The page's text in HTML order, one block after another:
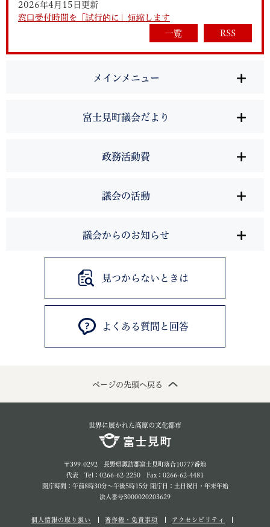
2026年4月15日更新
窓口受付時間を「試行的に」短縮します
一覧
RSS
メインメニュー
富士見町議会だより
政務活動費
議会の活動
議会からのお知らせ
見つからないときは
よくある質問と回答
ページの先頭へ戻る
世界に展かれた高原の文化都市
〒399-0292 長野県諏訪郡富士見町落合10777番地
代表 Tel：0266-62-2250 Fax：0266-62-4481
開庁時間：午前8時30分～午後5時15分 閉庁日：土日祝日・年末年始
法人番号3000020203629
個人情報の取り扱い 著作権・免責事項 アクセシビリティ